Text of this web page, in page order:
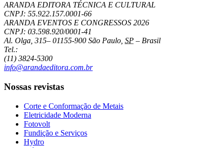
ARANDA EDITORA TÉCNICA E CULTURAL
CNPJ: 55.922.157.0001-66
ARANDA EVENTOS E CONGRESSOS 2026
CNPJ: 03.598.920/0001-41
Al. Olga, 315– 01155-900 São Paulo SP – Brasil
Tel.:
(11) 3824-5300
info@arandaeditora.com.br
Nossas revistas
Corte e Conformação de Metais
Eletricidade Moderna
Fotovolt
Fundição e Serviços
Hydro